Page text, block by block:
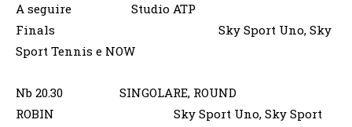
A seguire Studio ATP
Finals Sky Sport Uno, Sky
Sport Tennis e NOW
Nb 20.30 SINGOLARE, ROUND
ROBIN Sky Sport Uno, Sky Sport